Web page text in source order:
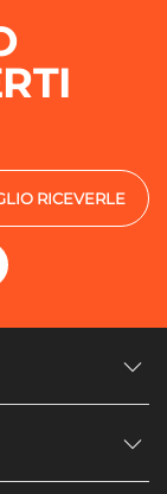
RICEVERLE